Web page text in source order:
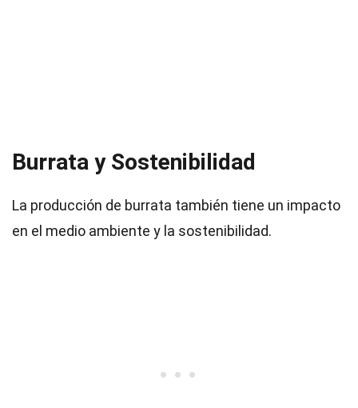
Burrata y Sostenibilidad
La producción de burrata también tiene un impacto
en el medio ambiente y la sostenibilidad.